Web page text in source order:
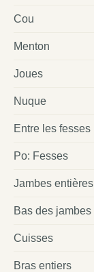
Cou
Menton
Joues
Nuque
Entre les fesses
Po: Fesses
Jambes entières
Bas des jambes
Cuisses
Bras entiers